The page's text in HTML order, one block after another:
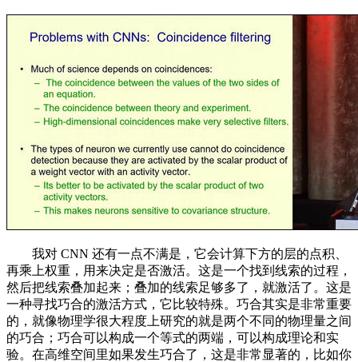
我对 CNN 还有一点不满是，它会计算下方的层的点积、
再乘上权重，用来决定是否激活。这是一个找到线索的过程，
然后把线索叠加起来；叠加的线索足够多了，就激活了。这是
一种寻找巧合的激活方式，它比较特殊。巧合其实是非常重要
的，就像物理学很大程度上研究的就是两个不同的物理量之间
的巧合；巧合可以构成一个等式的两端，可以构成理论和实
验。在高维空间里如果发生巧合了，这是非常显著的，比如你